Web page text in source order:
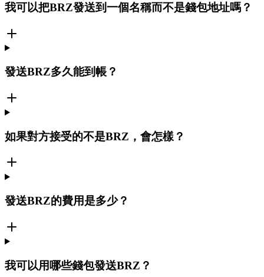
我可以把BRZ發送到一個名稱而不是錢包地址嗎？
發送BRZ多久能到帳？
如果對方接受的不是BRZ，會怎樣？
發送BRZ的費用是多少？
我可以用哪些錢包發送BRZ？